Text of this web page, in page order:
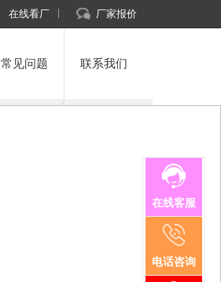
在线看厂 厂家报价
常见问题 联系我们
在线客服
电话咨询